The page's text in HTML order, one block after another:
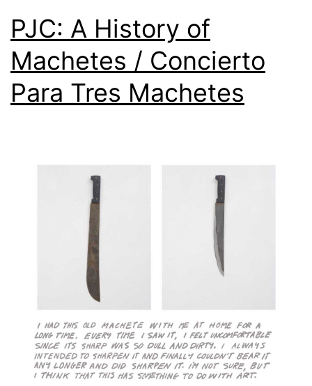
PJC: A History of
Machetes / Concierto
Para Tres Machetes